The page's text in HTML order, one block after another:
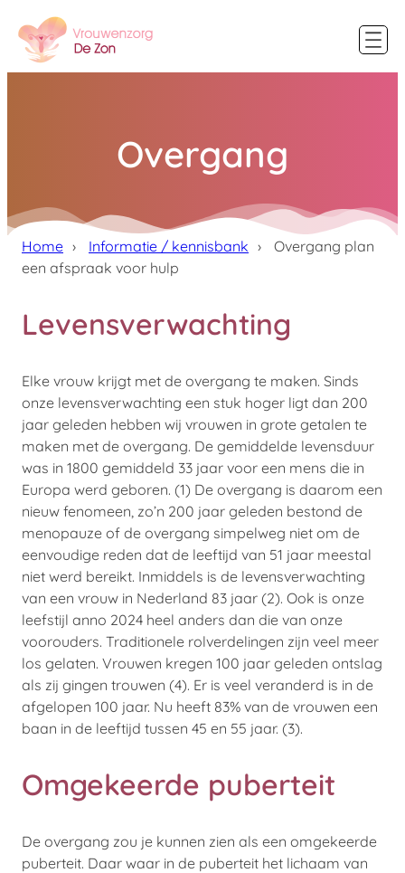
Overgang
Home Informatie / kennisbank
Overgang plan
een afspraak voor hulp
Levensverwachting
Elke vrouw krijgt met de overgang te maken. Sinds
onze levensverwachting een stuk hoger ligt dan 200
jaar geleden hebben wij vrouwen in grote getalen te
maken met de overgang. De gemiddelde levensduur
was in 1800 gemiddeld 33 jaar voor een mens die in
Europa werd geboren. (1) De overgang is daarom een
nieuw fenomeen, zo’n 200 jaar geleden bestond de
menopauze of de overgang simpelweg niet om de
eenvoudige reden dat de leeftijd van 51 jaar meestal
niet werd bereikt. Inmiddels is de levensverwachting
van een vrouw in Nederland 83 jaar (2). Ook is onze
leefstijl anno 2024 heel anders dan die van onze
voorouders. Traditionele rolverdelingen zijn veel meer
los gelaten. Vrouwen kregen 100 jaar geleden ontslag
als zij gingen trouwen (4). Er is veel veranderd is in de
afgelopen 100 jaar. Nu heeft 83% van de vrouwen een
baan in de leeftijd tussen 45 en 55 jaar. (3).
Omgekeerde puberteit
De overgang zou je kunnen zien als een omgekeerde
puberteit. Daar waar in de puberteit het lichaam van